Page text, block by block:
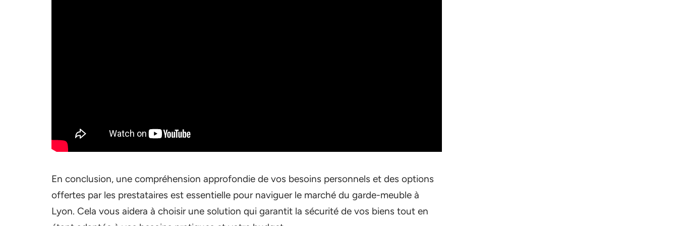
En conclusion, une compréhension approfondie de vos besoins personnels et des options
offertes par les prestataires est essentielle pour naviguer le marché du garde-meuble à
Lyon. Cela vous aidera à choisir une solution qui garantit la sécurité de vos biens tout en